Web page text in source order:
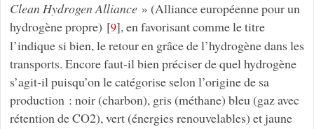
Clean Hydrogen Alliance» (Alliance européenne pour un
hydrogène propre) [9], en favorisant comme le titre
l’indique si bien, le retour en grâce de l’hydrogène dans les
transports. Encore faut-il bien préciser de quel hydrogène
s’agit-il puisqu’on le catégorise selon l’origine de sa
production : noir (charbon), gris (méthane) bleu (gaz avec
rétention de CO2), vert (énergies renouvelables) et jaune